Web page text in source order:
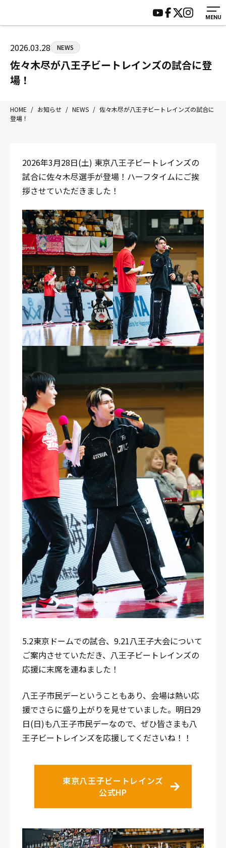
MENU
〒192-0072 東京都八王子市南町3-8 第2原嶋ビル1F
Tel/Fax：042-622-7222
HOME
ジムについて
トレーニング
入会案内
施設紹介
会員様の声
サポーター募集
2026.03.28 NEWS
佐々木尽が八王子ビートレインズの試合に登
場！
HOME / お知らせ / NEWS / 佐々木尽が八王子ビートレインズの試合に
登場！
2026年3月28日(土) 東京八王子ビートレインズの
試合に佐々木尽選手が登場！ハーフタイムにご挨
拶させていただきました！
5.2東京ドームでの試合、9.21八王子大会について
ご案内させていただき、八王子ビートレインズの
応援に末席を連ねました！
八王子市民デーということもあり、会場は熱い応
援でさらに盛り上がりを見せていました。明日29
日(日)も八王子市民デーなので、ぜひ皆さまも八
王子ビートレインズを応援してくださいね！！
東京八王子ビートレインズ
公式HP